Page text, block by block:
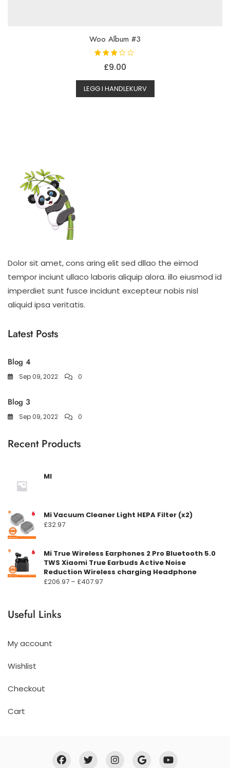
Woo Album #3
3.00
£9.00
LEGG I HANDLEKURV
Dolor sit amet, cons aring elit sed dllao the eimod
tempor inciunt ullaco laboris aliquip alora. illo eiusmod id
imperdiet sunt fusce incidunt excepteur nobis nisl
aliquid ipsa veritatis.
Latest Posts
Blog 4
Sep 09, 2022 0
Blog 3
Sep 09, 2022 0
Recent Products
MI
Mi Vacuum Cleaner Light HEPA Filter (x2)
£32.97
Mi True Wireless Earphones 2 Pro Bluetooth 5.0
TWS Xiaomi True Earbuds Active Noise
Reduction Wireless charging Headphone
£206.97 – £407.97Prisområde:
Useful Links
My account
Wishlist
Checkout
Cart